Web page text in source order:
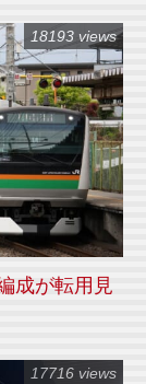
成が転用見
18193 views
17716 views